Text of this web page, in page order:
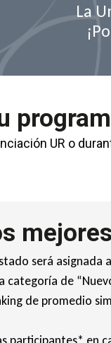
La
UR o
será
categoría de
de promedio